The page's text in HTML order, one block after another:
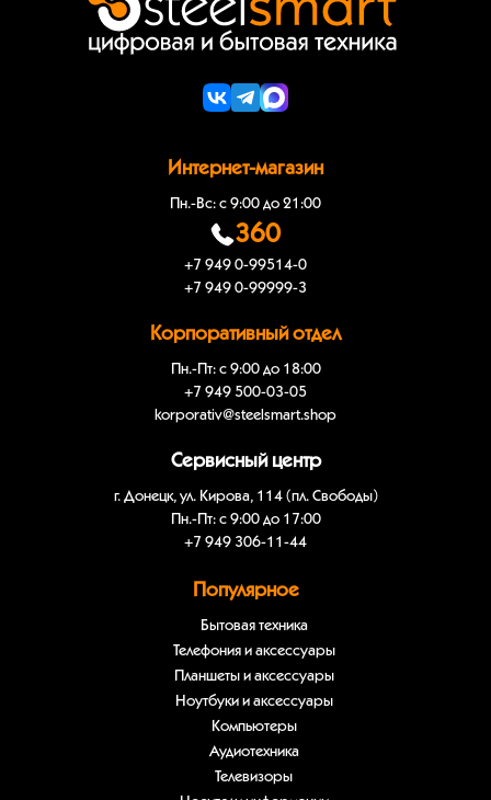
Интернет-магазин
Пн.-Вс: с 9:00 до 21:00
360
+7 949 0-99514-0
+7 949 0-99999-3
Корпоративный отдел
Пн.-Пт: с 9:00 до 18:00
+7 949 500-03-05
korporativ@steelsmart.shop
Сервисный центр
г. Донецк, ул. Кирова, 114 (пл. Свободы)
Пн.-Пт: с 9:00 до 17:00
+7 949 306-11-44
Популярное
Бытовая техника
Телефония и аксессуары
Планшеты и аксессуары
Ноутбуки и аксессуары
Компьютеры
Аудиотехника
Телевизоры